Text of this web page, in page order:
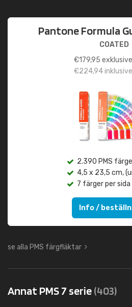
Pantone Formula
COATED
€179,95
€224,94
2.390 PMS
4,5 x 23,5 cm,
7 färger per sida
Info /
se alla PMS färgfläktar
Annat PMS 7 serie(403)